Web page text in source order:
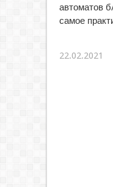
автоматов
самое
22.02.2021